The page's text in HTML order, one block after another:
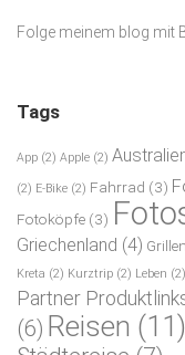
Folge meinem blog mit
Tags
App (2) Apple (2)
(2) E-Bike (2) Fahrrad (3)
Fotoköpfe (3)
Griechenland (4) Grillen
Kreta (2) Kurztrip (2) Leben (2)
Partner
(6) Reisen (11)